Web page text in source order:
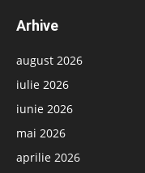
Arhive
august 2026
iulie 2026
iunie 2026
mai 2026
aprilie 2026